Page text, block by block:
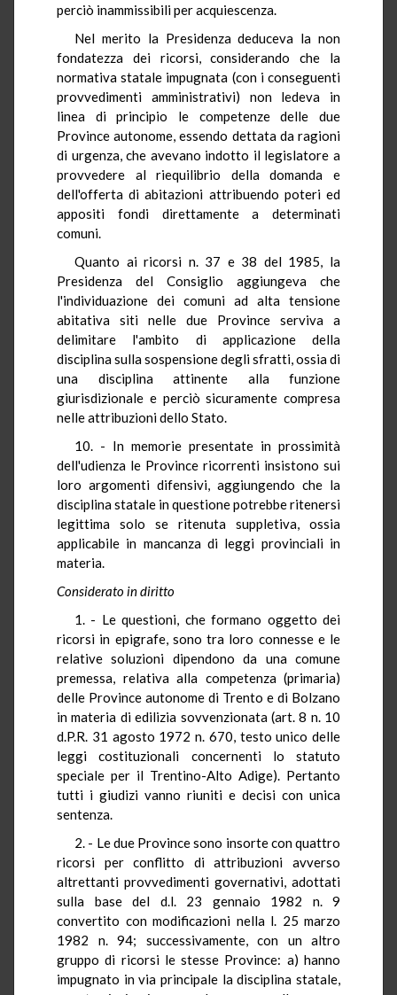
perciò inammissibili per acquiescenza.
Nel merito la Presidenza deduceva la non
fondatezza dei ricorsi, considerando che la
normativa statale impugnata (con i conseguenti
provvedimenti amministrativi) non ledeva in
linea di principio le competenze delle due
Province autonome, essendo dettata da ragioni
di urgenza, che avevano indotto il legislatore a
provvedere al riequilibrio della domanda e
dell'offerta di abitazioni attribuendo poteri ed
appositi fondi direttamente a determinati
comuni.
Quanto ai ricorsi n. 37 e 38 del 1985, la
Presidenza del Consiglio aggiungeva che
l'individuazione dei comuni ad alta tensione
abitativa siti nelle due Province serviva a
delimitare l'ambito di applicazione della
disciplina sulla sospensione degli sfratti, ossia di
una disciplina attinente alla funzione
giurisdizionale e perciò sicuramente compresa
nelle attribuzioni dello Stato.
10. - In memorie presentate in prossimità
dell'udienza le Province ricorrenti insistono sui
loro argomenti difensivi, aggiungendo che la
disciplina statale in questione potrebbe ritenersi
legittima solo se ritenuta suppletiva, ossia
applicabile in mancanza di leggi provinciali in
materia.
Considerato in diritto
1. - Le questioni, che formano oggetto dei
ricorsi in epigrafe, sono tra loro connesse e le
relative soluzioni dipendono da una comune
premessa, relativa alla competenza (primaria)
delle Province autonome di Trento e di Bolzano
in materia di edilizia sovvenzionata (art. 8 n. 10
d.P.R. 31 agosto 1972 n. 670, testo unico delle
leggi costituzionali concernenti lo statuto
speciale per il Trentino-Alto Adige). Pertanto
tutti i giudizi vanno riuniti e decisi con unica
sentenza.
2. - Le due Province sono insorte con quattro
ricorsi per conflitto di attribuzioni avverso
altrettanti provvedimenti governativi, adottati
sulla base del d.l. 23 gennaio 1982 n. 9
convertito con modificazioni nella l. 25 marzo
1982 n. 94; successivamente, con un altro
gruppo di ricorsi le stesse Province: a) hanno
impugnato in via principale la disciplina statale,